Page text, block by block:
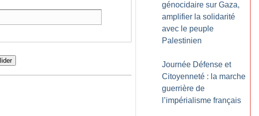
génocidaire sur Gaza,
amplifier la solidarité
avec le peuple
Palestinien
Journée Défense et
Citoyenneté : la marche
guerrière de
l’impérialisme français